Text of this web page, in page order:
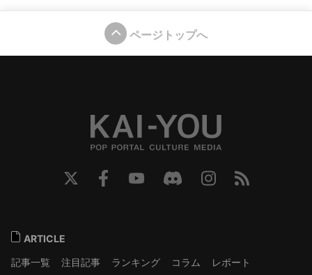
ページトップへ
ARTICLE
記事一覧
注目記事 ランキング コラム
レポート